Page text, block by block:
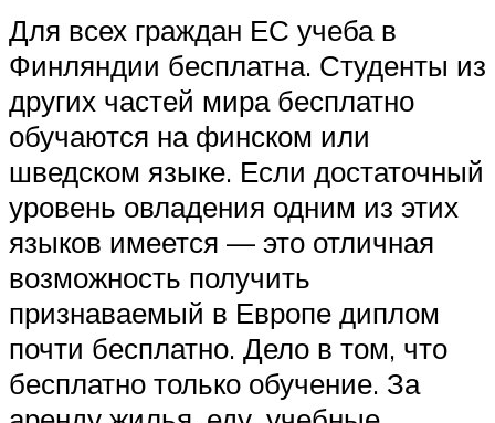
Для всех граждан ЕС учеба в
Финляндии бесплатна. Студенты из
других частей мира бесплатно
обучаются на финском или
шведском языке. Если достаточный
уровень овладения одним из этих
языков имеется — это отличная
возможность получить
признаваемый в Европе диплом
почти бесплатно. Дело в том, что
бесплатно только обучение. За